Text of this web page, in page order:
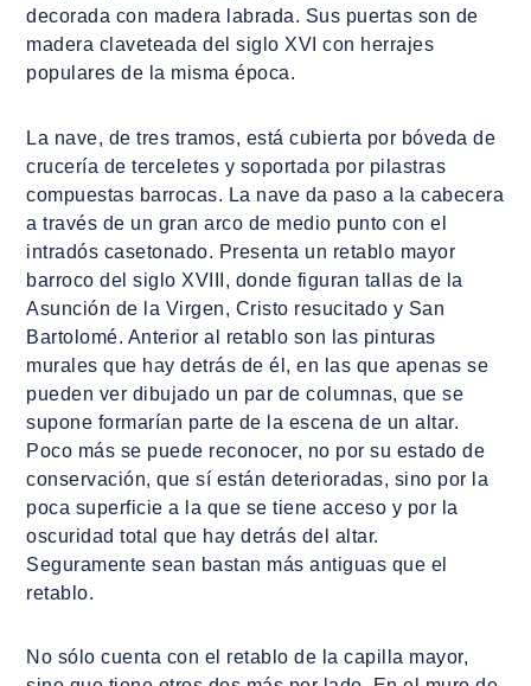
decorada con madera labrada. Sus puertas son de
madera claveteada del siglo XVI con herrajes
populares de la misma época.
La nave, de tres tramos, está cubierta por bóveda de
crucería de terceletes y soportada por pilastras
compuestas barrocas. La nave da paso a la cabecera
a través de un gran arco de medio punto con el
intradós casetonado. Presenta un retablo mayor
barroco del siglo XVIII, donde figuran tallas de la
Asunción de la Virgen, Cristo resucitado y San
Bartolomé. Anterior al retablo son las pinturas
murales que hay detrás de él, en las que apenas se
pueden ver dibujado un par de columnas, que se
supone formarían parte de la escena de un altar.
Poco más se puede reconocer, no por su estado de
conservación, que sí están deterioradas, sino por la
poca superficie a la que se tiene acceso y por la
oscuridad total que hay detrás del altar.
Seguramente sean bastan más antiguas que el
retablo.
No sólo cuenta con el retablo de la capilla mayor,